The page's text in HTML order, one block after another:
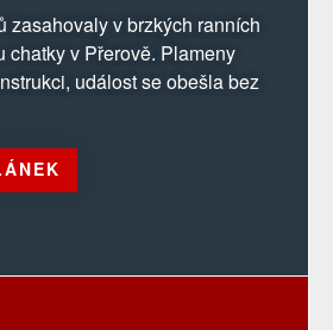
zasahovaly v brzkých ranních
chatky v Přerově. Plameny
událost se obešla bez